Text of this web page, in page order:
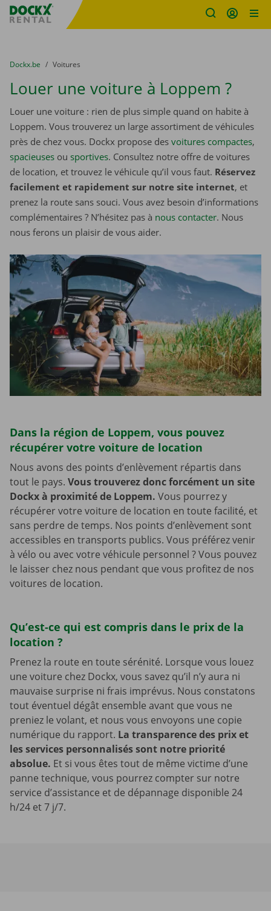
sitename
You are here:
du
Dockx.be to
Voitures
Louer une voiture à Loppem ?
Louer une voiture : rien de plus simple quand on habite à
Loppem. Vous trouverez un large assortiment de véhicules
près de chez vous. Dockx propose des voitures compactes,
spacieuses ou sportives. Consultez notre offre de voitures
de location, et trouvez le véhicule qu’il vous faut. Réservez
facilement et rapidement sur notre site internet, et
prenez la route sans souci. Vous avez besoin d’informations
complémentaires ? N’hésitez pas à nous contacter. Nous
nous ferons un plaisir de vous aider.
Dans la région de Loppem, vous pouvez
récupérer votre voiture de location
Nous avons des points d’enlèvement répartis dans
tout le pays. Vous trouverez donc forcément un site
Dockx à proximité de Loppem. Vous pourrez y
récupérer votre voiture de location en toute facilité, et
sans perdre de temps. Nos points d’enlèvement sont
accessibles en transports publics. Vous préférez venir
à vélo ou avec votre véhicule personnel ? Vous pouvez
le laisser chez nous pendant que vous profitez de nos
voitures de location.
Qu’est-ce qui est compris dans le prix de la
location ?
Prenez la route en toute sérénité. Lorsque vous louez
une voiture chez Dockx, vous savez qu’il n’y aura ni
mauvaise surprise ni frais imprévus. Nous constatons
tout éventuel dégât ensemble avant que vous ne
preniez le volant, et nous vous envoyons une copie
numérique du rapport. La transparence des prix et
les services personnalisés sont notre priorité
absolue. Et si vous êtes tout de même victime d’une
panne technique, vous pourrez compter sur notre
service d’assistance et de dépannage disponible 24
h/24 et 7 j/7.